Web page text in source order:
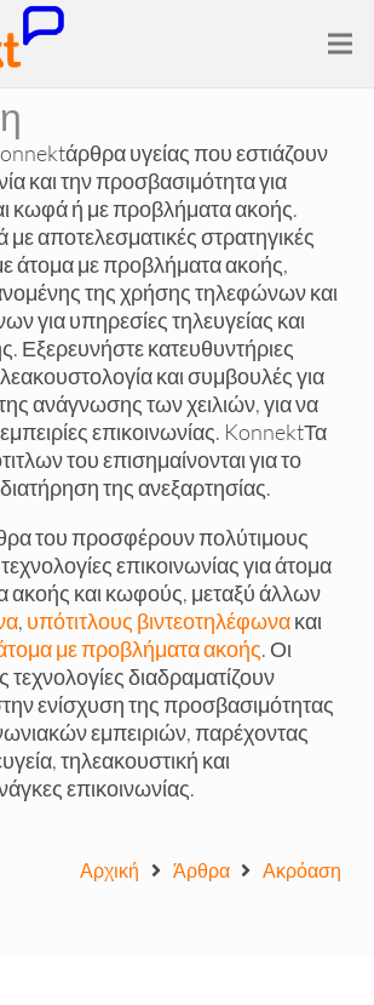
υγείας που εστιάζουν
και την προσβασιμότητα για
κωφά ή με προβλήματα ακοής.
με αποτελεσματικές στρατηγικές
άτομα με προβλήματα ακοής,
της χρήσης τηλεφώνων και
για υπηρεσίες τηλευγείας και
Εξερευνήστε κατευθυντήριες
και συμβουλές για
ανάγνωσης των χειλιών, για να
εμπειρίες επικοινωνίας. KonnektΤα
του επισημαίνονται για το
της ανεξαρτησίας.
του προσφέρουν πολύτιμους
επικοινωνίας για άτομα
ακοής και κωφούς, μεταξύ άλλων
, υπότιτλους βιντεοτηλέφωνακαι
με προβλήματα ακοής. Οι
τεχνολογίες διαδραματίζουν
ενίσχυση της προσβασιμότητας
εμπειριών, παρέχοντας
τηλεακουστική και
επικοινωνίας.
Αρχική Άρθρα Ακρόαση